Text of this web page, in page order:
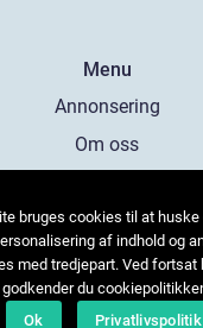
Menu
Annonsering
Om oss
Kontakta oss
Sitemap
bruges cookies til at huske
af indhold og
med tredjepart. Ved fortsat
godkender du
Ok
Privatlivspolitik